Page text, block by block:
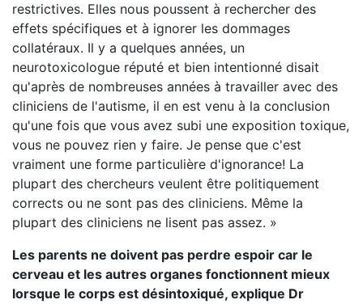
restrictives. Elles nous poussent à rechercher des
effets spécifiques et à ignorer les dommages
collatéraux. Il y a quelques années, un
neurotoxicologue réputé et bien intentionné disait
qu'après de nombreuses années à travailler avec des
cliniciens de l'autisme, il en est venu à la conclusion
qu'une fois que vous avez subi une exposition toxique,
vous ne pouvez rien y faire. Je pense que c'est
vraiment une forme particulière d'ignorance! La
plupart des chercheurs veulent être politiquement
corrects ou ne sont pas des cliniciens. Même la
plupart des cliniciens ne lisent pas assez. »
Les parents ne doivent pas perdre espoir car le
cerveau et les autres organes fonctionnent mieux
lorsque le corps est désintoxiqué, explique Dr